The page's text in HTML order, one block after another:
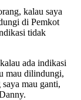
kalau saya
di Pemkot
tidak
ada indikasi
mau dilindungi,
mau ganti,